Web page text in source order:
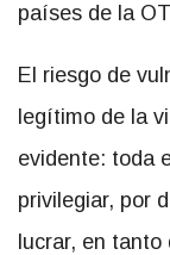
países de la
El riesgo de
legítimo de la
evidente: toda
privilegiar, por
lucrar, en